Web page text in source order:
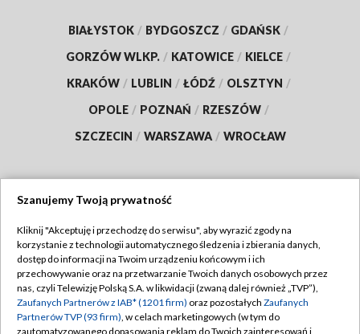
BIAŁYSTOK / BYDGOSZCZ / GDAŃSK /
GORZÓW WLKP. / KATOWICE / KIELCE /
KRAKÓW / LUBLIN / ŁÓDŹ / OLSZTYN /
OPOLE / POZNAŃ / RZESZÓW /
SZCZECIN / WARSZAWA / WROCŁAW
TVP
Abonament TVP
Emisja w TVP
Centrum informacji TVP
Regulamin TVP
Polityka prywatności
Moje zgody
Szanujemy Twoją prywatność
Kliknij "Akceptuję i przechodzę do serwisu", aby wyrazić zgody na
korzystanie z technologii automatycznego śledzenia i zbierania danych,
dostęp do informacji na Twoim urządzeniu końcowym i ich
przechowywanie oraz na przetwarzanie Twoich danych osobowych przez
nas, czyli Telewizję Polską S.A. w likwidacji (zwaną dalej również „TVP”),
Zaufanych Partnerów z IAB* (1201 firm) oraz pozostałych Zaufanych
Partnerów TVP (93 firm), w celach marketingowych (w tym do
zautomatyzowanego dopasowania reklam do Twoich zainteresowań i